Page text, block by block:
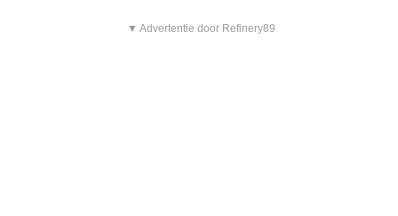
▼ Advertentie door Refinery89